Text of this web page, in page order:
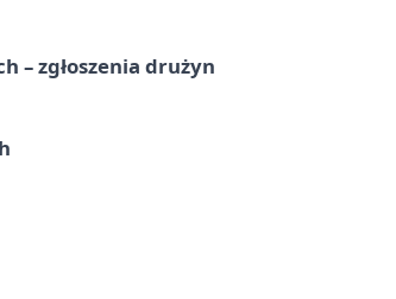
– zgłoszenia drużyn